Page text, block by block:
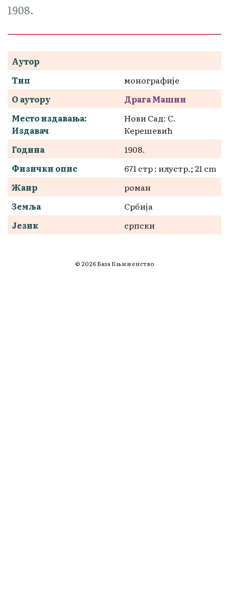
1908.
Аутор
Тип
монографије
О аутору
Драга Машин
Место издавања:
Издавач
Нови Сад: С.
Керешевић
Година
1908.
Физички опис
671 стр : илустр.; 21 cm
Жанр
роман
Земља
Србија
Језик
српски
© 2026 База Књиженство